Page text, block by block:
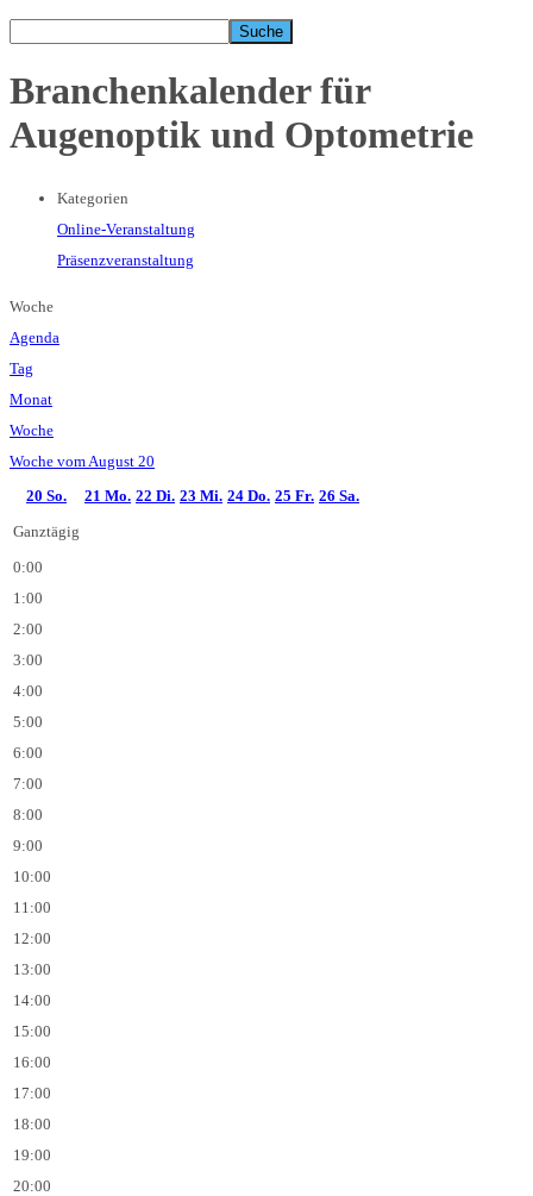
Branchenkalender für
Augenoptik und Optometrie
Kategorien
Online-Veranstaltung
Präsenzveranstaltung
Woche
Agenda
Tag
Monat
Woche
Woche vom August 20
20 So. 21 Mo. 22 Di. 23 Mi. 24 Do. 25 Fr. 26 Sa.
Ganztägig
0:00
1:00
2:00
3:00
4:00
5:00
6:00
7:00
8:00
9:00
10:00
11:00
12:00
13:00
14:00
15:00
16:00
17:00
18:00
19:00
20:00